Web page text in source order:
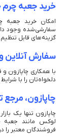
خرید جعبه چرم
امکان خرید
سفارشی‌شده وجود
گزینه‌های قابل
سفارش آنلاین
با همکاری چاپازون
دلخواه‌تان را با
چاپازون،
چاپازون تنها یک
لوکس مانند
فروشندگان معتبر را